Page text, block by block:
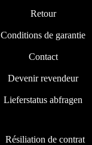
Retour
Conditions de garantie
Contact
Devenir revendeur
Lieferstatus abfragen
Résiliation de contrat